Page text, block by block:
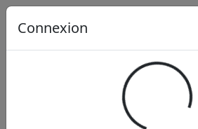
Connexion
Loading...